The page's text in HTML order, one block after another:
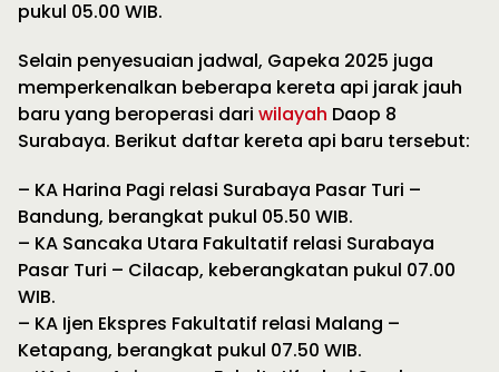
pukul 05.00 WIB.
Selain penyesuaian jadwal, Gapeka 2025 juga
memperkenalkan beberapa kereta api jarak jauh
baru yang beroperasi dari wilayah Daop 8
Surabaya. Berikut daftar kereta api baru tersebut:
– KA Harina Pagi relasi Surabaya Pasar Turi –
Bandung, berangkat pukul 05.50 WIB.
– KA Sancaka Utara Fakultatif relasi Surabaya
Pasar Turi – Cilacap, keberangkatan pukul 07.00
WIB.
– KA Ijen Ekspres Fakultatif relasi Malang –
Ketapang, berangkat pukul 07.50 WIB.